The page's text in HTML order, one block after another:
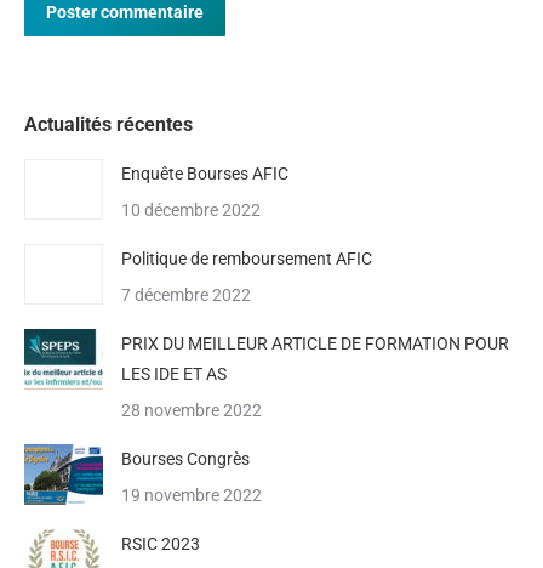
Poster commentaire
Actualités récentes
Enquête Bourses AFIC
10 décembre 2022
Politique de remboursement AFIC
7 décembre 2022
PRIX DU MEILLEUR ARTICLE DE FORMATION POUR
LES IDE ET AS
28 novembre 2022
Bourses Congrès
19 novembre 2022
RSIC 2023